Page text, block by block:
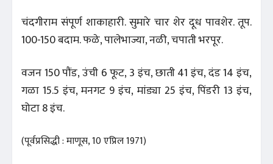
चंदगीराम संपूर्ण शाकाहारी. सुमारे चार शेर दूध पावशेर. तूप.
100-150 बदाम. फळे, पालेभाज्या, नळी, चपाती भरपूर.
वजन 150 पौंड, उंची 6 फूट, 3 इंच, छाती 41 इंच, दंड 14 इंच,
गळा 15.5 इंच, मनगट 9 इंच, मांड्या 25 इंच, पिंडरी 13 इंच,
घोटा 8 इंच.
(पूर्वप्रसिद्धी : माणूस, 10 एप्रिल 1971)